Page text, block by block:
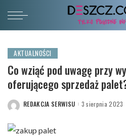
AKTUALNOŚCI
Co wziąć pod uwagę przy
oferującego sprzedaż
POSTED
REDAKCJA SERWISU 3 sierpnia 2023